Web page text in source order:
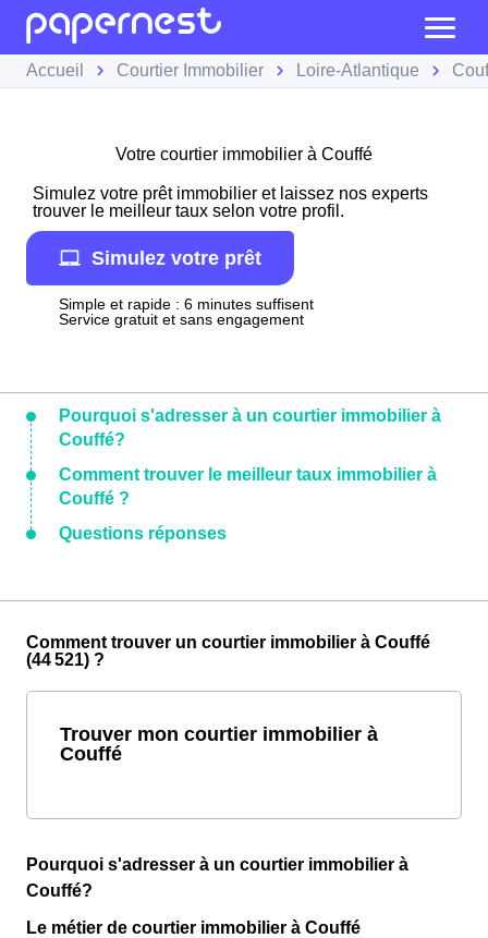
Accueil Courtier Immobilier Loire-Atlantique
Votre courtier immobilier à Couffé
Simulez votre prêt immobilier et laissez nos experts
trouver le meilleur taux selon votre profil.
Simulez votre prêt
Simple et rapide : 6 minutes suffisent
Service gratuit et sans engagement
Pourquoi s'adresser à un courtier immobilier à
Couffé?
Comment trouver le meilleur taux immobilier à
Couffé ?
Questions réponses
Comment trouver un courtier immobilier à Couffé
(44 521) ?
Trouver mon courtier immobilier à
Couffé
Pourquoi s'adresser à un courtier immobilier à
Couffé?
Le métier de courtier immobilier à Couffé